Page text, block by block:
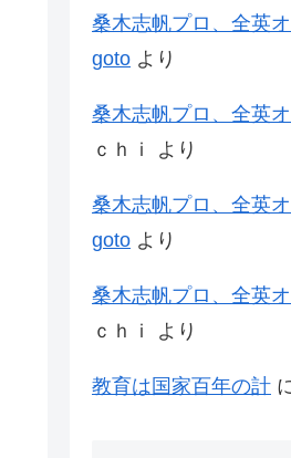
桑木志帆プロ、全英オ
goto より
桑木志帆プロ、全英オ
ｃｈｉ
より
桑木志帆プロ、全英オ
goto より
桑木志帆プロ、全英オ
ｃｈｉ
より
教育は国家百年の計